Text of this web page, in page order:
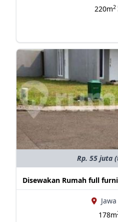
220m2
Rp. 55 juta
Disewakan Rumah full
178m